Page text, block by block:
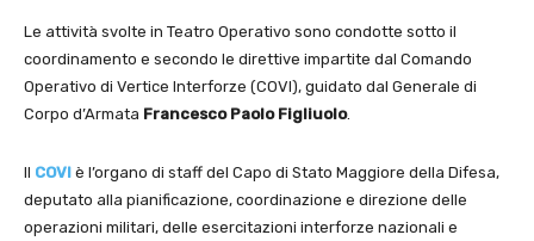
Le attività svolte in Teatro Operativo sono condotte sotto il
coordinamento e secondo le direttive impartite dal Comando
Operativo di Vertice Interforze (COVI), guidato dal Generale di
Corpo d’Armata Francesco Paolo Figliuolo.
Il COVI è l’organo di staff del Capo di Stato Maggiore della Difesa,
deputato alla pianificazione, coordinazione e direzione delle
operazioni militari, delle esercitazioni interforze nazionali e